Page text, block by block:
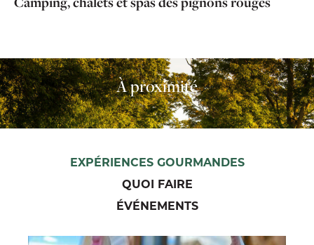
À proximité
EXPÉRIENCES GOURMANDES
QUOI FAIRE
ÉVÉNEMENTS